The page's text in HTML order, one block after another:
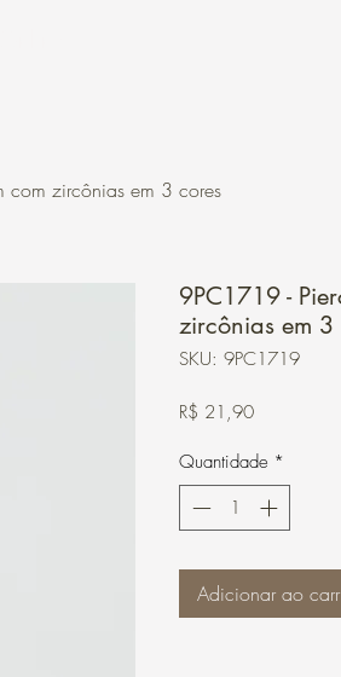
zircônias em 3 cores
9PC1719 -
zircônias em 3
SKU: 9PC1719
R$ 21,90Preço
Quantidade *
Adicionar ao